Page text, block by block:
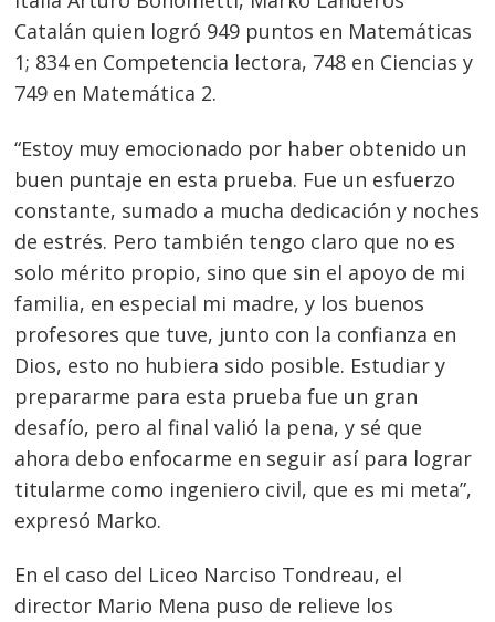
Catalán quien logró 949 puntos en Matemáticas
1; 834 en Competencia lectora, 748 en Ciencias y
749 en Matemática 2.
“Estoy muy emocionado por haber obtenido un
buen puntaje en esta prueba. Fue un esfuerzo
constante, sumado a mucha dedicación y noches
de estrés. Pero también tengo claro que no es
solo mérito propio, sino que sin el apoyo de mi
familia, en especial mi madre, y los buenos
profesores que tuve, junto con la confianza en
Dios, esto no hubiera sido posible. Estudiar y
prepararme para esta prueba fue un gran
desafío, pero al final valió la pena, y sé que
ahora debo enfocarme en seguir así para lograr
titularme como ingeniero civil, que es mi meta”,
expresó Marko.
En el caso del Liceo Narciso Tondreau, el
director Mario Mena puso de relieve los